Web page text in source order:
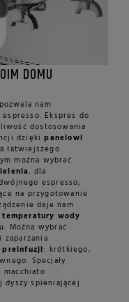
DOMU
nam
Ekspres do
dostosowania
dziękipanelowi
łatwiejszego
można wybrać
, dla
espresso,
na przygotowanie
daje nam
wody
Można wybrać
: krótkiego,
Specjały
dyszy spieniającej